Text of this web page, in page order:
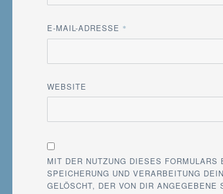
E-MAIL-ADRESSE *
WEBSITE
MIT DER NUTZUNG DIESES FORMULARS
SPEICHERUNG UND VERARBEITUNG
GELÖSCHT, DER VON DIR